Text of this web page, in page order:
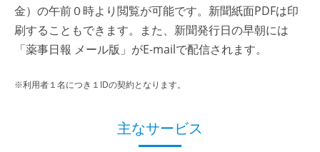
金）の午前０時より閲覧が可能です。新聞紙面PDFは印
刷することもできます。また、新聞発行日の早朝には
「薬事日報 メール版」がE-mailで配信されます。
※利用者１名につき１IDの契約となります。
主なサービス